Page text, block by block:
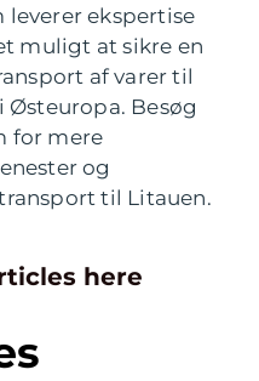
leverer ekspertise
muligt at sikre en
af varer til
Besøg
for mere
og
til Litauen.
here